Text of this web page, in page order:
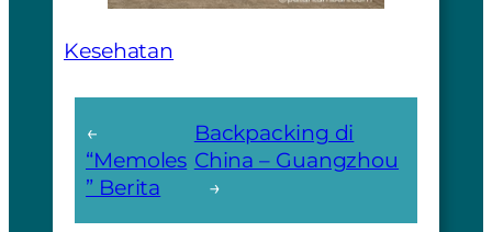
Kesehatan
←
“Memoles
” Berita
Backpacking di
China – Guangzhou
→